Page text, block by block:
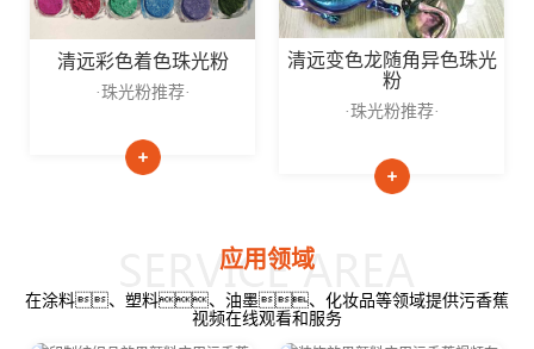
清远彩色着色珠光粉
·珠光粉推荐·
清远变色龙随角异色珠光
粉
·珠光粉推荐·
应用领域
在涂料、塑料、油墨、化妆品等领域提供污香蕉
视频在线观看和服务